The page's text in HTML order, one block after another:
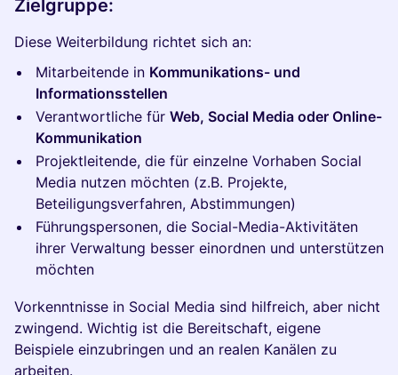
Zielgruppe:
Diese Weiterbildung richtet sich an:
Mitarbeitende in Kommunikations- und
Informationsstellen
Verantwortliche für Web, Social Media oder Online-
Kommunikation
Projektleitende, die für einzelne Vorhaben Social
Media nutzen möchten (z.B. Projekte,
Beteiligungsverfahren, Abstimmungen)
Führungspersonen, die Social-Media-Aktivitäten
ihrer Verwaltung besser einordnen und unterstützen
möchten
Vorkenntnisse in Social Media sind hilfreich, aber nicht
zwingend. Wichtig ist die Bereitschaft, eigene
Beispiele einzubringen und an realen Kanälen zu
arbeiten.